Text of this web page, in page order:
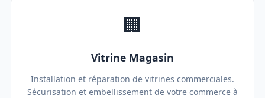
🏢
Vitrine Magasin
Installation et réparation de vitrines commerciales.
Sécurisation et embellissement de votre commerce à